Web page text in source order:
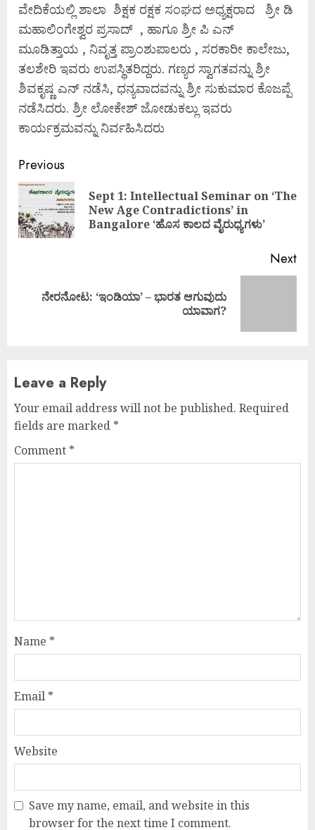
ವೇದಿಕೆಯಲ್ಲಿ ಶಾಲಾ ಶಿಕ್ಷಕ ರಕ್ಷಕ ಸಂಘದ ಅಧ್ಯಕ್ಷರಾದ ಶ್ರೀ ಡಿ
ಮಹಾಲಿಂಗೇಶ್ವರ ಪ್ರಸಾದ್ , ಹಾಗೂ ಶ್ರೀ ಪಿ ಎನ್
ಮೂಡಿತ್ತಾಯ , ನಿವೃತ್ತ ಪ್ರಾಂಶುಪಾಲರು , ಸರಕಾರೀ ಕಾಲೇಜು,
ತಲಶೇರಿ ಇವರು ಉಪಸ್ಥಿತರಿದ್ದರು. ಗಣ್ಯರ ಸ್ವಾಗತವನ್ನು ಶ್ರೀ
ಶಿವಕೃಷ್ಣ ಎನ್ ನಡೆಸಿ, ಧನ್ಯವಾದವನ್ನು ಶ್ರೀ ಸುಕುಮಾರ ಕೊಜಪ್ಪೆ
ನಡೆಸಿದರು. ಶ್ರೀ ಲೋಕೇಶ್ ಜೋಡುಕಲ್ಲು ಇವರು
ಕಾರ್ಯಕ್ರಮವನ್ನು ನಿರ್ವಹಿಸಿದರು
Continue
Reading
Previous
Sept 1: Intellectual Seminar on ‘The
New Age Contradictions’ in
Bangalore ‘ಹೊಸ ಕಾಲದ ವೈರುಧ್ಯಗಳು’
Next
Nextನೇರನೋಟ: ‘ಇಂಡಿಯಾ’ – ಭಾರತ ಆಗುವುದು
ಯಾವಾಗ?
Leave a Reply
Your email address will not be published. Required
fields are marked *
Comment *
Name *
Email *
Website
Save my name, email, and website in this
browser for the next time I comment.